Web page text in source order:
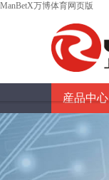
ManBetX万博体育网页版
産品中心